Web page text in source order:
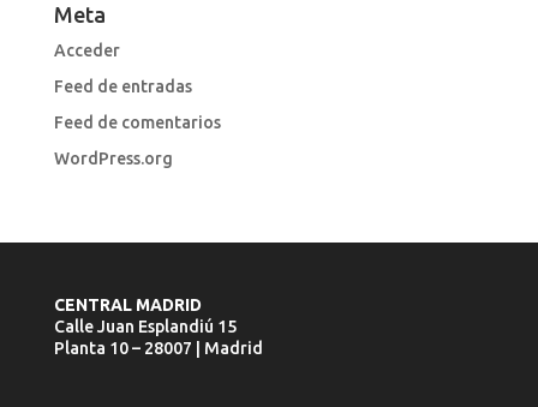
Meta
Acceder
Feed de entradas
Feed de comentarios
WordPress.org
CENTRAL MADRID
Calle Juan Esplandiú 15
Planta 10 – 28007 | Madrid